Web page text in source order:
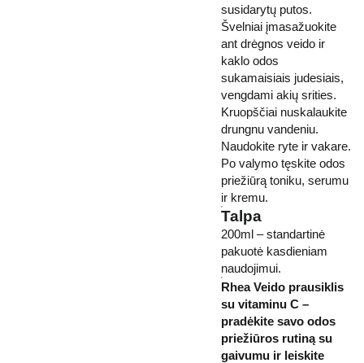
susidarytų putos.
Švelniai įmasažuokite
ant drėgnos veido ir
kaklo odos
sukamaisiais judesiais,
vengdami akių srities.
Kruopščiai nuskalaukite
drungnu vandeniu.
Naudokite ryte ir vakare.
Po valymo tęskite odos
priežiūrą toniku, serumu
ir kremu.
Talpa
200ml – standartinė
pakuotė kasdieniam
naudojimui.
Rhea Veido prausiklis
su vitaminu C –
pradėkite savo odos
priežiūros rutiną su
gaivumu ir leiskite